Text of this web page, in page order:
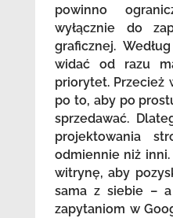
powinno
wyłącznie do
graficznej.
widać od razu
priorytet. Przecież
po to, aby po
sprzedawać.
projektowania
odmiennie niż
witrynę, aby
sama z siebie –
zapytaniom w